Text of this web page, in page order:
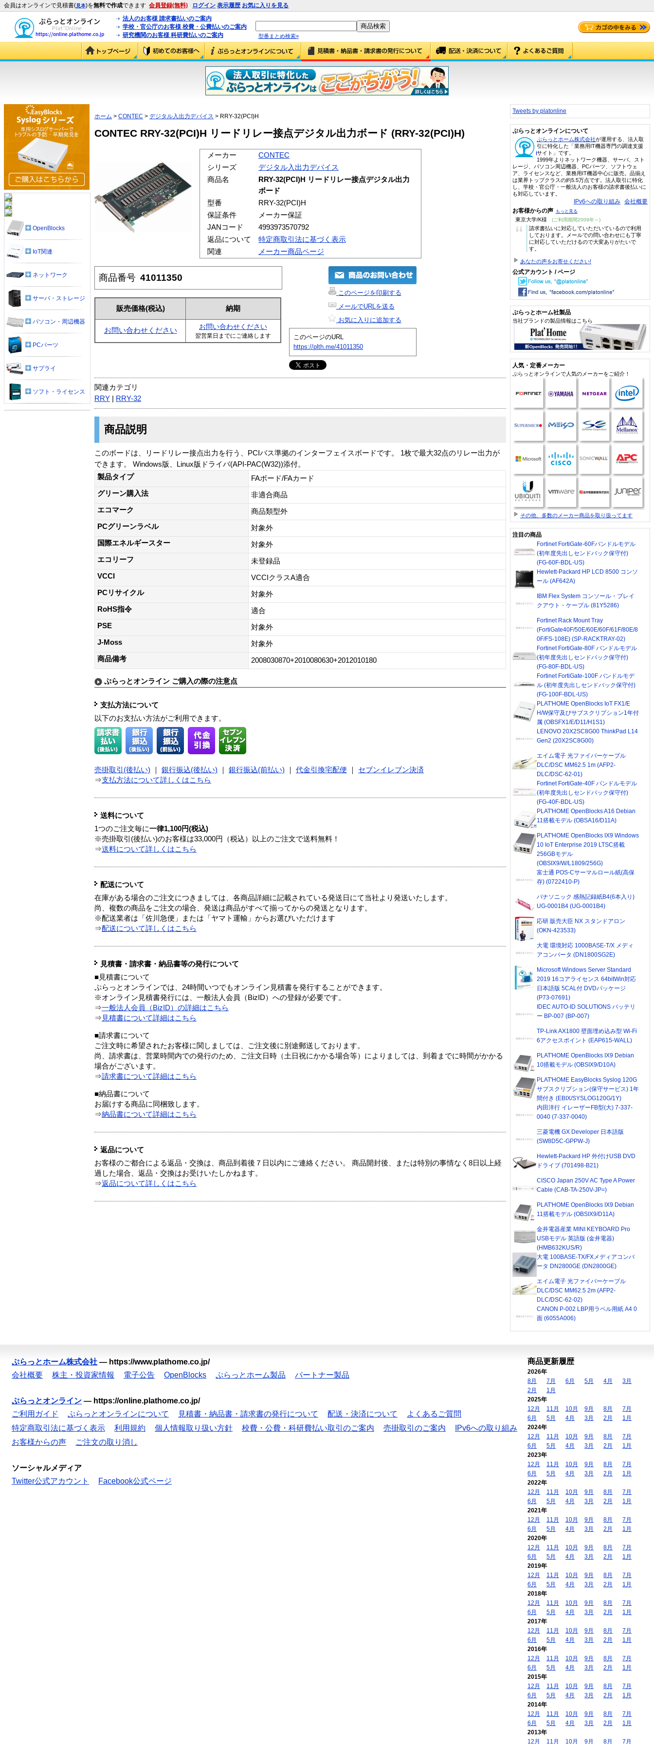
会員はオンラインで見積書(見本)を無料で作成できます 会員登録(無料) ログイン 表示履歴 お気に入りを見る
法人のお客様 請求書払いのご案内
学校・官公庁のお客様 校費・公費払いのご案内
研究機関のお客様 科研費払いのご案内
型番まとめ検索»
ホーム > CONTEC > デジタル入出力デバイス > RRY-32(PCI)H
CONTEC RRY-32(PCI)H リードリレー接点デジタル出力ボード (RRY-32(PCI)H)
メーカー
CONTEC
シリーズ
デジタル入出力デバイス
商品名
RRY-32(PCI)H リードリレー接点デジタル出力
ボード
型番
RRY-32(PCI)H
保証条件
メーカー保証
JANコード
4993973570792
返品について
特定商取引法に基づく表示
関連
メーカー商品ページ
商品番号 41011350
販売価格(税込) 納期
お問い合わせください お問い合わせください
翌営業日までにご連絡します
このページを印刷する
メールでURLを送る
お気に入りに追加する
このページのURL
https://plth.me/41011350
関連カテゴリ
RRY
RRY-32
商品説明
このボードは、リードリレー接点出力を行う、PCIバス準拠のインターフェイスボードです。 1枚で最大32点のリレー出力が
できます。 Windows版、Linux版ドライバ(API-PAC(W32))添付。
製品タイプ
FAボード/FAカード
グリーン購入法
非適合商品
エコマーク
商品類型外
PCグリーンラベル
対象外
国際エネルギースター
対象外
エコリーフ
未登録品
VCCI
VCCIクラスA適合
PCリサイクル
対象外
RoHS指令
適合
PSE
対象外
J-Moss
対象外
商品備考
2008030870+2010080630+2012010180
ぷらっとオンライン ご購入の際の注意点
支払方法について
以下のお支払い方法がご利用できます。
売掛取引(後払い) 銀行振込(後払い) 銀行振込(前払い) 代金引換宅配便
セブンイレブン決済
⇒支払方法について詳しくはこちら
送料について
1つのご注文毎に一律1,100円(税込)
※売掛取引(後払い)のお客様は33,000円（税込）以上のご注文で送料無料！
⇒送料について詳しくはこちら
配送について
在庫がある場合のご注文につきましては、各商品詳細に記載されている発送日にて当社より発送いたします。
尚、複数の商品をご注文の場合、発送は商品がすべて揃ってからの発送となります。
※配送業者は「佐川急便」または「ヤマト運輸」からお選びいただけます
⇒配送について詳しくはこちら
見積書・請求書・納品書等の発行について
■見積書について
ぷらっとオンラインでは、24時間いつでもオンライン見積書を発行することができます。
※オンライン見積書発行には、一般法人会員（BizID）への登録が必要です。
⇒一般法人会員（BizID）の詳細はこちら
⇒ 見積書について詳細はこちら
■請求書について
ご注文時に希望されたお客様に関しましては、ご注文後に別途郵送しております。
尚、請求書は、営業時間内での発行のため、ご注文日時（土日祝にかかる場合等）によりましては、到着までに時間がかかる
場合がございます。
⇒請求書について詳細はこちら
■納品書について
お届けする商品に同梱致します。
⇒納品書について詳細はこちら
返品について
お客様のご都合による返品・交換は、商品到着後７日以内にご連絡ください。 商品開封後、または特別の事情なく8日以上経
過した場合、返品・交換はお受けいたしかねます。
⇒返品について詳しくはこちら
OpenBlocks
IoT関連
ネットワーク
サーバ・ストレージ
パソコン・周辺機器
PCパーツ
サプライ
ソフト・ライセンス
Tweets by platonline
ぷらっとオンラインについて
ぷらっとホーム株式会社が運用する、法人取
引に特化した「業務用IT機器専門の調達支援
サイト」です。
1999年よりネットワーク機器、サーバ、スト
レージ、パソコン周辺機器、PCパーツ、ソフトウェ
ア、ライセンスなど、業務用IT機器中心に販売。品揃え
は業界トップクラスの約5.5万点です。法人取引に特化
し、学校・官公庁・一般法人のお客様の請求書後払いに
も対応しています。
IPv6への取り組み 会社概要
お客様からの声 もっと見る
東京大学/K様 (ご利用期間2009年～)
“
請求書払いに対応していただいているので利用
しております。メールでの問い合わせにも丁寧
に対応していただけるので大変ありがたいで
す。
あなたの声をお寄せください!
公式アカウント / ページ
ぷらっとホーム社製品
当社ブランドの製品情報はこちら
人気・定番メーカー
ぷらっとオンラインで人気のメーカーをご紹介！
その他、多数のメーカー商品を取り扱ってます
注目の商品
Fortinet FortiGate-60Fバンドルモデル
(初年度先出しセンドバック保守付)
(FG-60F-BDL-US)
Hewlett-Packard HP LCD 8500 コンソ
ール (AF642A)
IBM Flex System コンソール・ブレイ
クアウト・ケーブル (81Y5286)
Fortinet Rack Mount Tray
(FortiGate40F/50E/60E/60F/61F/80E/8
0F/FS-108E) (SP-RACKTRAY-02)
Fortinet FortiGate-80F バンドルモデル
(初年度先出しセンドバック保守付)
(FG-80F-BDL-US)
Fortinet FortiGate-100F バンドルモデ
ル (初年度先出しセンドバック保守付)
(FG-100F-BDL-US)
PLAT'HOME OpenBlocks IoT FX1/E
H/W保守及びサブスクリプション1年付
属 (OBSFX1/E/D11/H1S1)
LENOVO 20X2SC8G00 ThinkPad L14
Gen2 (20X2SC8G00)
エイム電子 光ファイバーケーブル
DLC/DSC MM62.5 1m (AFP2-
DLC/DSC-62-01)
Fortinet FortiGate-40F バンドルモデル
(初年度先出しセンドバック保守付)
(FG-40F-BDL-US)
PLAT'HOME OpenBlocks A16 Debian
11搭載モデル (OBSA16/D11A)
PLAT'HOME OpenBlocks IX9 Windows
10 IoT Enterprise 2019 LTSC搭載
256GBモデル
(OBSIX9/W/L1809/256G)
富士通 POS-Cサーマルロール紙(高保
存) (0722410-P)
パナソニック 感熱記録紙B4(6本入り)
UG-0001B4 (UG-0001B4)
応研 販売大臣 NX スタンドアロン
(OKN-423533)
大電 環境対応 1000BASE-T/X メディ
アコンバータ (DN1800SG2E)
Microsoft Windows Server Standard
2019 16コアライセンス 64bitWin対応
日本語版 5CAL付 DVDパッケージ
(P73-07691)
IDEC AUTO-ID SOLUTIONS バッテリ
ー BP-007 (BP-007)
TP-Link AX1800 壁面埋め込み型 Wi-Fi
6アクセスポイント (EAP615-WALL)
PLAT'HOME OpenBlocks IX9 Debian
10搭載モデル (OBSIX9/D10A)
PLAT'HOME EasyBlocks Syslog 120G
サブスクリプション(保守サービス) 1年
間付き (EBIX/SYSLOG120G/1Y)
内田洋行 イレーザーFB型(大) 7-337-
0040 (7-337-0040)
三菱電機 GX Developer 日本語版
(SW8D5C-GPPW-J)
Hewlett-Packard HP 外付けUSB DVD
ドライブ (701498-B21)
CISCO Japan 250V AC Type A Power
Cable (CAB-TA-250V-JP=)
PLAT'HOME OpenBlocks IX9 Debian
11搭載モデル (OBSIX9/D11A)
金井電器産業 MINI KEYBOARD Pro
USBモデル 英語版 (金井電器)
(HMB632KUS/R)
大電 100BASE-TX/FXメディアコンバ
ータ DN2800GE (DN2800GE)
エイム電子 光ファイバーケーブル
DLC/DSC MM62.5 2m (AFP2-
DLC/DSC-62-02)
CANON P-002 LBP用ラベル用紙 A4 0
面 (6055A006)
ぷらっとホーム株式会社 — https://www.plathome.co.jp/
会社概要
株主・投資家情報 電子公告 OpenBlocks ぷらっとホーム製品 パートナー製品
ぷらっとオンライン — https://online.plathome.co.jp/
ご利用ガイド
ぷらっとオンラインについて 見積書・納品書・請求書の発行について 配送・決済について
よくあるご質問
特定商取引法に基づく表示
利用規約 個人情報取り扱い方針 校費・公費・科研費払い取引のご案内 売掛取引のご案内
IPv6への取り組み
お客様からの声
ご注文の取り消し
ソーシャルメディア
Twitter公式アカウント
Facebook公式ページ
商品更新履歴
2026年
8月
7月 6月 5月 4月
3月
2月
1月
2025年
12月
11月 10月 9月 8月
7月
6月
5月 4月 3月 2月
1月
2024年
12月
11月 10月 9月 8月
7月
6月
5月 4月 3月 2月
1月
2023年
12月
11月 10月 9月 8月
7月
6月
5月 4月 3月 2月
1月
2022年
12月
11月 10月 9月 8月
7月
6月
5月 4月 3月 2月
1月
2021年
12月
11月 10月 9月 8月
7月
6月
5月 4月 3月 2月
1月
2020年
12月
11月 10月 9月 8月
7月
6月
5月 4月 3月 2月
1月
2019年
12月
11月 10月 9月 8月
7月
6月
5月 4月 3月 2月
1月
2018年
12月
11月 10月 9月 8月
7月
6月
5月 4月 3月 2月
1月
2017年
12月
11月 10月 9月 8月
7月
6月
5月 4月 3月 2月
1月
2016年
12月
11月 10月 9月 8月
7月
6月
5月 4月 3月 2月
1月
2015年
12月
11月 10月 9月 8月
7月
6月
5月 4月 3月 2月
1月
2014年
12月
11月 10月 9月 8月
7月
6月
5月 4月 3月 2月
1月
2013年
12月
11月 10月 9月 8月 7月